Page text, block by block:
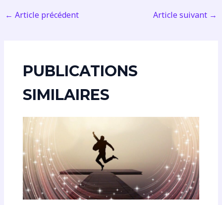
← Article précédent Article suivant →
PUBLICATIONS
SIMILAIRES